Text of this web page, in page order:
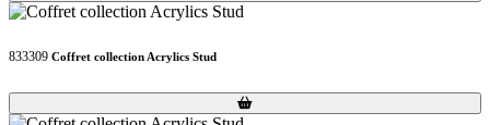
833309 Coffret collection Acrylics Stud
Loading...
Loading...